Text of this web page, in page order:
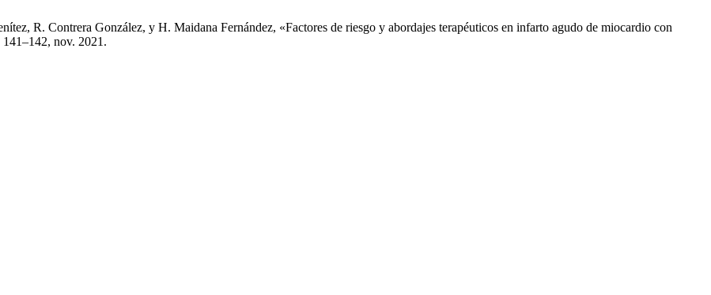
R. Contrera González, y H. Maidana Fernández, «Factores de riesgo y abordajes terapéuticos en infarto agudo de miocardio con
nov. 2021.